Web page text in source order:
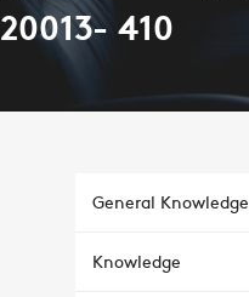
410 -20013
General Knowledge
Knowledge